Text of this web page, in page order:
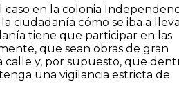
en la colonia
ciudadanía cómo se iba a
tiene que participar en las
que sean obras de gran
calle y, por supuesto, que
una vigilancia estricta de